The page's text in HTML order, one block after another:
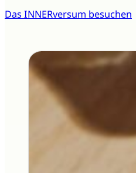
Das INNERversum besuchen